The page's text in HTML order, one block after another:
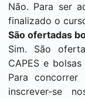
Não. Para ser
finalizado o
São ofertadas
Sim. São
CAPES e
Para
inscrever-se